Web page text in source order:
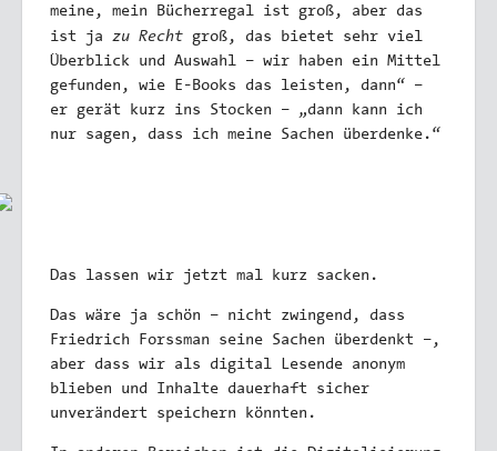
meine, mein Bücherregal ist groß, aber das
ist ja zu Recht groß, das bietet sehr viel
Überblick und Auswahl – wir haben ein Mittel
gefunden, wie E-Books das leisten, dann“ –
er gerät kurz ins Stocken – „dann kann ich
nur sagen, dass ich meine Sachen überdenke.“
Das lassen wir jetzt mal kurz sacken.
Das wäre ja schön – nicht zwingend, dass
Friedrich Forssman seine Sachen überdenkt –,
aber dass wir als digital Lesende anonym
blieben und Inhalte dauerhaft sicher
unverändert speichern könnten.